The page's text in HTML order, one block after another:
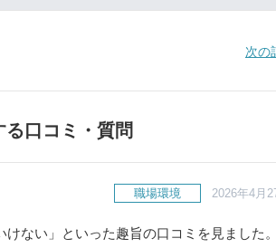
次の
る口コミ・質問
職場環境 2026年4月
けない」といった趣旨の口コミを見ました